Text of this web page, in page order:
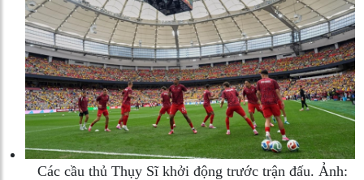
Các cầu thủ Thụy Sĩ khởi động trước trận đấu. Ảnh: